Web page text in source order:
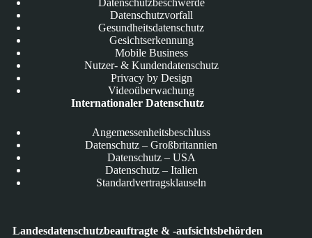
Datenschutzbeschwerde
Datenschutzvorfall
Gesundheitsdatenschutz
Gesichtserkennung
Mobile Business
Nutzer- & Kundendatenschutz
Privacy by Design
Videoüberwachung
Internationaler Datenschutz
Angemessenheitsbeschluss
Datenschutz – Großbritannien
Datenschutz – USA
Datenschutz – Italien
Standardvertragsklauseln
Landesdatenschutzbeauftragte & -aufsichtsbehörden